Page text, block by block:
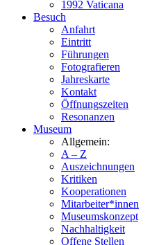
1992 Vaticana
Besuch
Anfahrt
Eintritt
Führungen
Fotografieren
Jahreskarte
Kontakt
Öffnungszeiten
Resonanzen
Museum
Allgemein:
A – Z
Auszeichnungen
Kritiken
Kooperationen
Mitarbeiter*innen
Museumskonzept
Nachhaltigkeit
Offene Stellen